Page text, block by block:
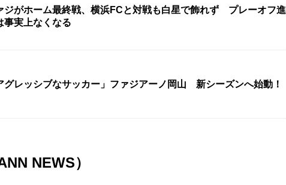
ジがホーム最終戦、横浜FCと対戦も白星で飾れず プレーオフ進
事実上なくなる
グレッシブなサッカー」ファジアーノ岡山 新シーズンへ始動！
NEWS）